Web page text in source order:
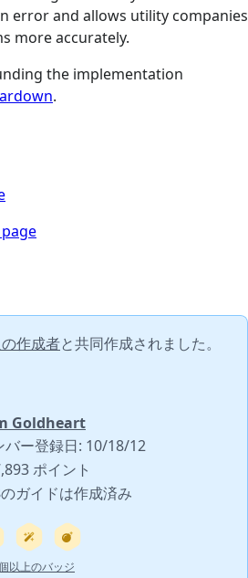
error and allows utility companies
more accurately.
the implementation
.
作成者と共同作成されました。
Goldheart
バー登録日: 10/18/12
ポイント
ガイドは作成済み
以上のバッジ